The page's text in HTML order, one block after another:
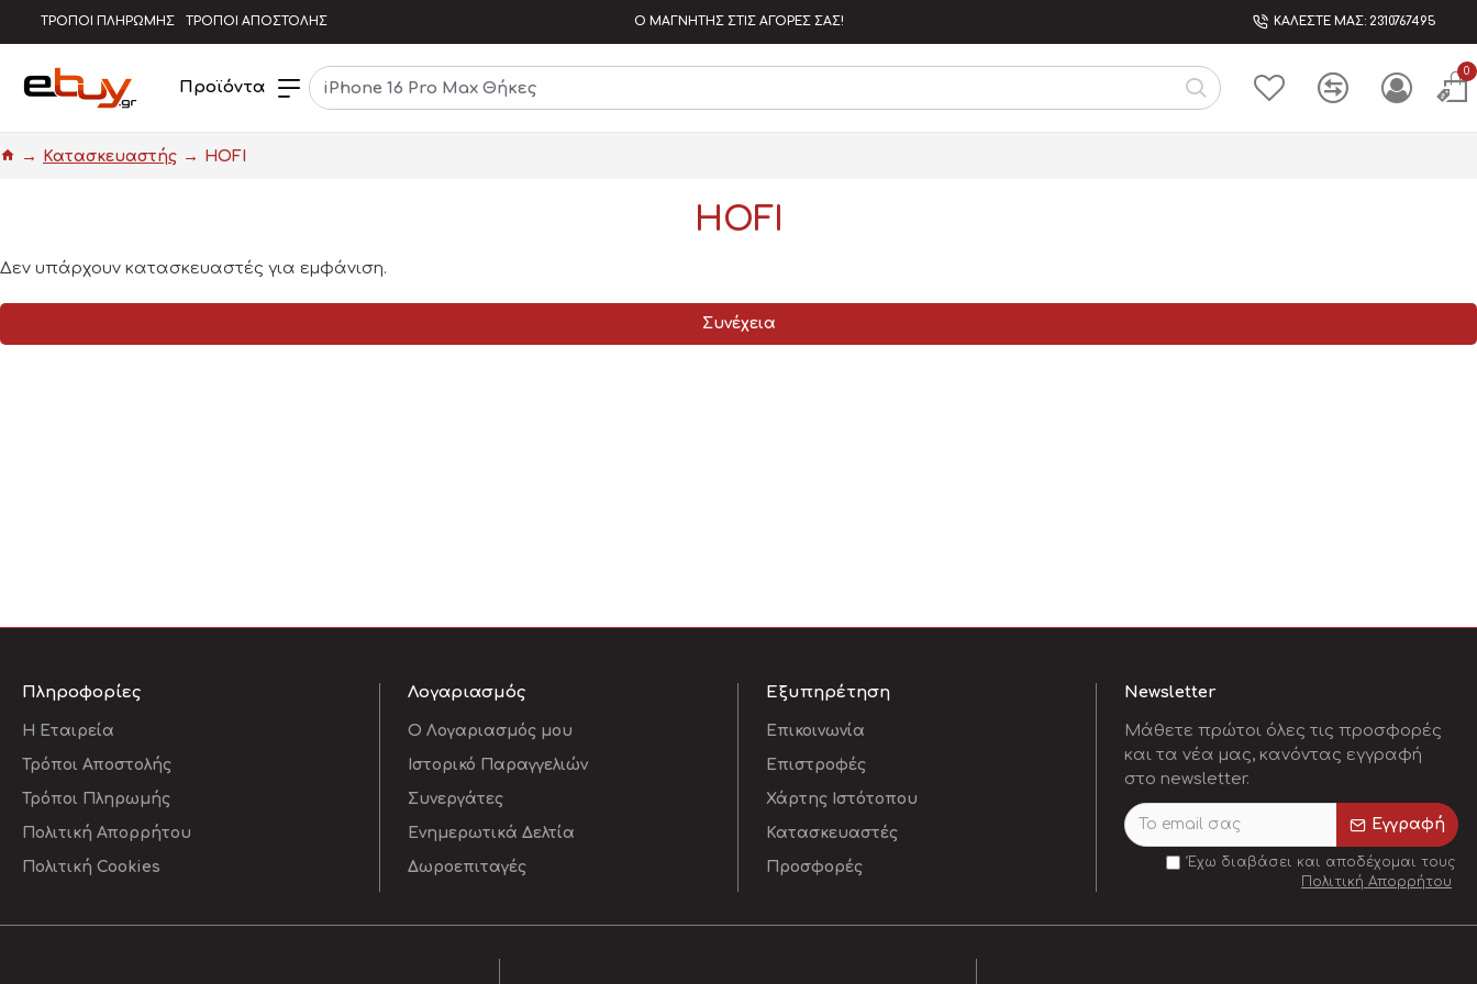
ΤΡΟΠΟΙ ΠΛΗΡΩΜΗΣ ΤΡΟΠΟΙ ΑΠΟΣΤΟΛΗΣ Ο ΜΑΓΝΗΤΗΣ ΣΤΙΣ ΑΓΟΡΕΣ ΣΑΣ! ΚΑΛΕΣΤΕ ΜΑΣ: 2310767495
Προϊόντα
0
Κατασκευαστής HOFI
HOFI
Δεν υπάρχουν κατασκευαστές για εμφάνιση.
Συνέχεια
Πληροφορίες
Η Εταιρεία
Τρόποι Αποστολής
Τρόποι Πληρωμής
Πολιτική Απορρήτου
Πολιτική Cookies
Λογαριασμός
O Λογαριασμός μου
Ιστορικό Παραγγελιών
Συνεργάτες
Ενημερωτικά Δελτία
Δωροεπιταγές
Εξυπηρέτηση
Επικοινωνία
Επιστροφές
Χάρτης Ιστότοπου
Κατασκευαστές
Προσφορές
Newsletter
Μάθετε πρώτοι όλες τις προσφορές
και τα νέα μας, κανόντας εγγραφή
στο newsletter.
Εγγραφή
Έχω διαβάσει και αποδέχομαι τους
Πολιτική Απορρήτου